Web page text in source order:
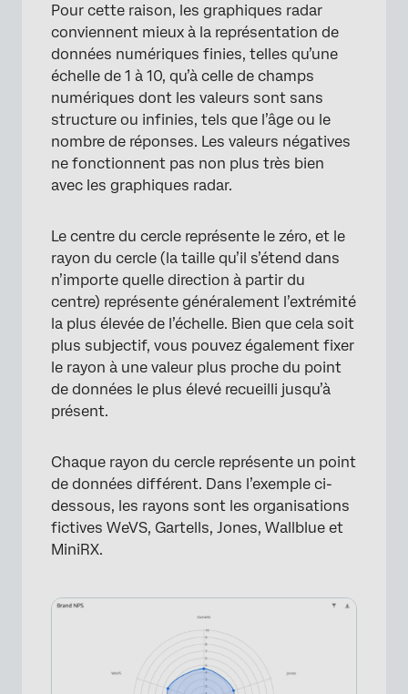
×
Pour cette raison, les graphiques radar
conviennent mieux à la représentation de
données numériques finies, telles qu’une
échelle de 1 à 10, qu’à celle de champs
numériques dont les valeurs sont sans
structure ou infinies, tels que l’âge ou le
nombre de réponses. Les valeurs négatives
ne fonctionnent pas non plus très bien
avec les graphiques radar.
Le centre du cercle représente le zéro, et le
rayon du cercle (la taille qu’il s’étend dans
n’importe quelle direction à partir du
centre) représente généralement l’extrémité
la plus élevée de l’échelle. Bien que cela soit
plus subjectif, vous pouvez également fixer
le rayon à une valeur plus proche du point
de données le plus élevé recueilli jusqu’à
présent.
Chaque rayon du cercle représente un point
de données différent. Dans l’exemple ci-
dessous, les rayons sont les organisations
fictives WeVS, Gartells, Jones, Wallblue et
MiniRX.